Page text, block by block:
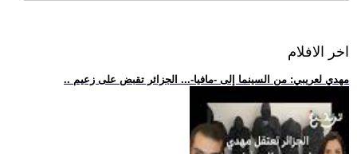
اخر الافلام
.. مهدي لعريبي: من السينما إلى -مافيا-... الجزائر تقبض على زعيم